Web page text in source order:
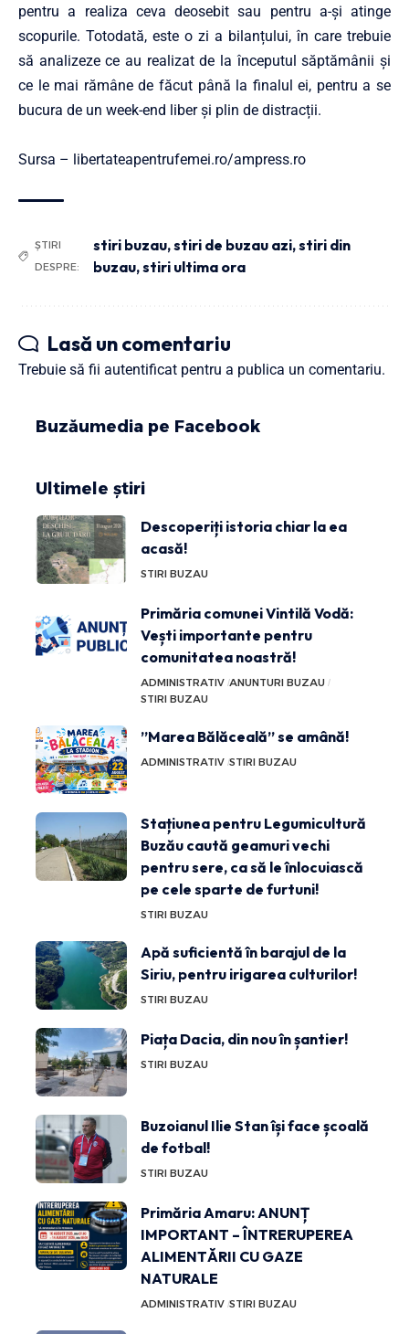
pentru a realiza ceva deosebit sau pentru a-și atinge
scopurile. Totodată, este o zi a bilanțului, în care trebuie
să analizeze ce au realizat de la începutul săptămânii și
ce le mai rămâne de făcut până la finalul ei, pentru a se
bucura de un week-end liber și plin de distracții.
Sursa – libertateapentrufemei.ro/ampress.ro
ȘTIRI
DESPRE:
stiri buzau,stiri de buzau azi,stiri din
buzau,stiri ultima ora
Lasă un comentariu
Trebuie să fii autentificat pentru a publica un comentariu.
Buzăumedia pe Facebook
Ultimele știri
Descoperiți istoria chiar la ea
acasă!
STIRI BUZAU
Primăria comunei Vintilă Vodă:
Vești importante pentru
comunitatea noastră!
ADMINISTRATIV ANUNTURI BUZAU
STIRI BUZAU
”Marea Bălăceală” se amână!
ADMINISTRATIV STIRI BUZAU
Stațiunea pentru Legumicultură
Buzău caută geamuri vechi
pentru sere, ca să le înlocuiască
pe cele sparte de furtuni!
STIRI BUZAU
Apă suficientă în barajul de la
Siriu, pentru irigarea culturilor!
STIRI BUZAU
Piața Dacia, din nou în șantier!
STIRI BUZAU
Buzoianul Ilie Stan își face școală
de fotbal!
STIRI BUZAU
Primăria Amaru: ANUNȚ
IMPORTANT – ÎNTRERUPEREA
ALIMENTĂRII CU GAZE
NATURALE
ADMINISTRATIV STIRI BUZAU